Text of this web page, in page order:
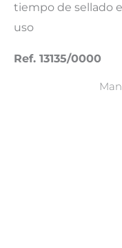
tiempo de sellado
uso
Ref. 13135/0000